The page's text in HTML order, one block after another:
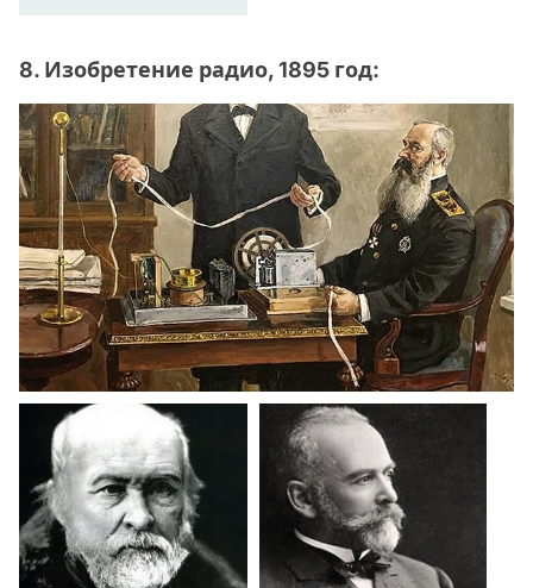
8. Изобретение радио, 1895 год: